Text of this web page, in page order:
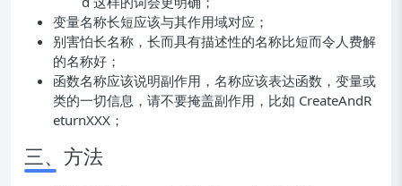
变量名称长短应该与其作用域对应；
别害怕长名称，长而具有描述性的名称比短而令人费解
的名称好；
函数名称应该说明副作用，名称应该表达函数，变量或
类的一切信息，请不要掩盖副作用，比如 CreateAndR
eturnXXX；
三、方法